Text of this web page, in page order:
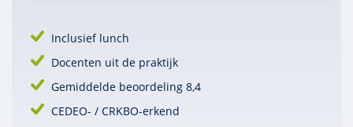
Inclusief lunch
Docenten uit de praktijk
Gemiddelde beoordeling 8,4
CEDEO- / CRKBO-erkend